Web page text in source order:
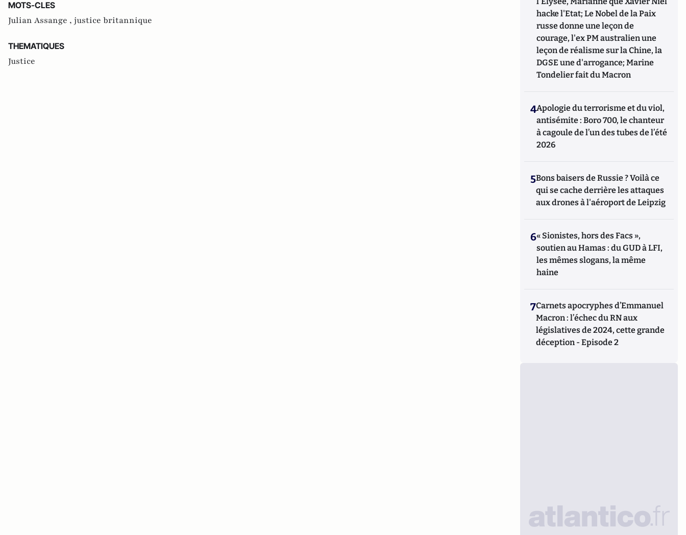
MOTS-CLES
Julian Assange , justice britannique
THEMATIQUES
Justice
hacke l'Etat; Le Nobel de la Paix
russe donne une leçon de
courage, l'ex PM australien une
leçon de réalisme sur la Chine, la
DGSE une d'arrogance; Marine
Tondelier fait du Macron
4Apologie du terrorisme et du viol,
antisémite : Boro 700, le chanteur
à cagoule de l’un des tubes de l’été
2026
5Bons baisers de Russie ? Voilà ce
qui se cache derrière les attaques
aux drones à l'aéroport de Leipzig
6« Sionistes, hors des Facs »,
soutien au Hamas : du GUD à LFI,
les mêmes slogans, la même
haine
7Carnets apocryphes d’Emmanuel
Macron : l’échec du RN aux
législatives de 2024, cette grande
déception - Episode 2